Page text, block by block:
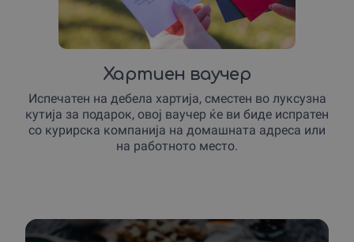
Хартиен ваучер
Испечатен на дебела хартија, сместен во луксузна
кутија за подарок, овој ваучер ќе ви биде испратен
со курирска компанија на домашната адреса или
на работното место.